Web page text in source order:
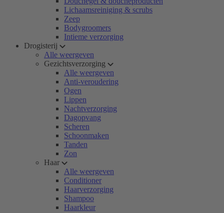
Lichaamsreiniging & scrubs
Zeep
Bodygroomers
Intieme verzorging
Drogisterij
Alle weergeven
Gezichtsverzorging
Alle weergeven
Anti-veroudering
Ogen
Lippen
Nachtverzorging
Dagopvang
Scheren
Schoonmaken
Tanden
Zon
Haar
Alle weergeven
Conditioner
Haarverzorging
Shampoo
Haarkleur